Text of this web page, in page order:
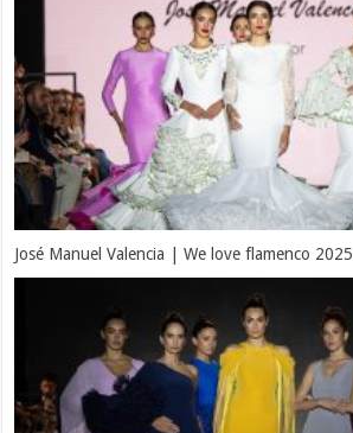
José Manuel Valencia | We love flamenco 2025